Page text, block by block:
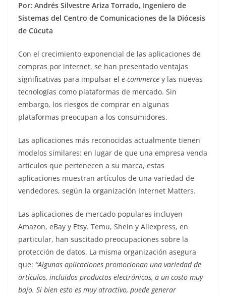
Por: Andrés Silvestre Ariza Torrado, Ingeniero de
Sistemas del Centro de Comunicaciones de la Diócesis
de Cúcuta
Con el crecimiento exponencial de las aplicaciones de
compras por internet, se han presentado ventajas
significativas para impulsar el e-commerce y las nuevas
tecnolo­gías como plataformas de mercado. Sin
embargo, los riesgos de comprar en algunas
plataformas preocupan a los consumidores.
Las aplicaciones más reconocidas ac­tualmente tienen
modelos similares: en lugar de que una empresa venda
artículos que pertenecen a su marca, estas
aplicaciones muestran artículos de una variedad de
vendedores, se­gún la organización Internet Matters.
Las aplicaciones de mercado po­pulares incluyen
Amazon, eBay y Etsy. Temu, Shein y Aliexpress, en
particular, han suscitado preocupa­ciones sobre la
protección de datos. La misma organización asegura
que: “Algunas aplicaciones promocionan una variedad de
artículos, incluidos productos electrónicos, a un costo muy
bajo. Si bien esto es muy atrac­tivo, puede generar